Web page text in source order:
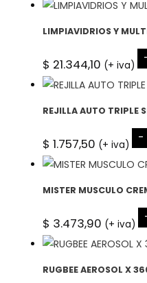
LIMPIAVIDRIOS Y
$ 21.344,10 (+ iva)
REJILLA AUTO TRIPLE
$ 1.757,50 (+ iva) -
MISTER MUSCULO
$ 3.473,90 (+ iva)
RUGBEE AEROSOL X